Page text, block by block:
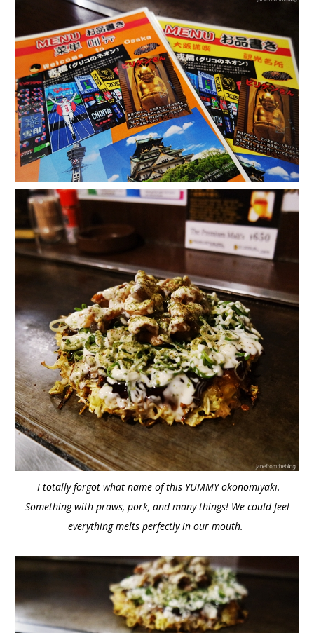
I totally forgot what name of this YUMMY okonomiyaki.
Something with praws, pork, and many things! We could feel
everything melts perfectly in our mouth.